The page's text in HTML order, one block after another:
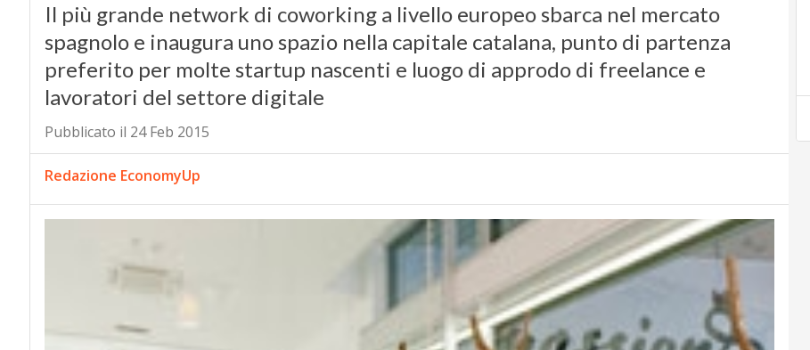
Il più grande network di coworking a livello europeo sbarca nel mercato
spagnolo e inaugura uno spazio nella capitale catalana, punto di partenza
preferito per molte startup nascenti e luogo di approdo di freelance e
lavoratori del settore digitale
Pubblicato il 24 Feb 2015
Redazione EconomyUp